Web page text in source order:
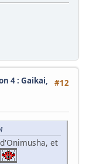
#12
4 : Gaikai,
et